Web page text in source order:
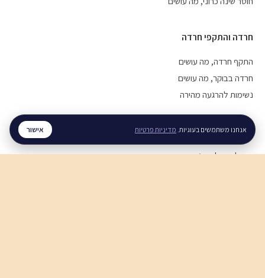
חרדה והתקפי חרדה
התקף חרדה, מה עושים
חרדה בבוקר, מה עושים
נשימות להרגעה מהירה
מערכות יחסים
איך לעזור לבן זוג עם חרדה
אנחנו משתמשים בעוגיות. מדיניות פרטיות אישור